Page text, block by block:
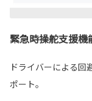
緊急時操舵支援機
ドライバーによる回
ポート。